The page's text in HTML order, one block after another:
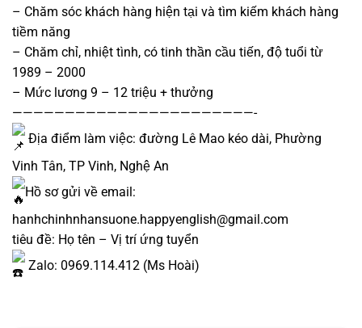
– Chăm sóc khách hàng hiện tại và tìm kiếm khách hàng
tiềm năng
– Chăm chỉ, nhiệt tình, có tinh thần cầu tiến, độ tuổi từ
1989 – 2000
– Mức lương 9 – 12 triệu + thưởng
———————————————————————-
Địa điểm làm việc: đường Lê Mao kéo dài, Phường
Vinh Tân, TP Vinh, Nghệ An
Hồ sơ gửi về email:
hanhchinhnhansuone.happyenglish@gmail.com
tiêu đề: Họ tên – Vị trí ứng tuyển
Zalo: 0969.114.412 (Ms Hoài)